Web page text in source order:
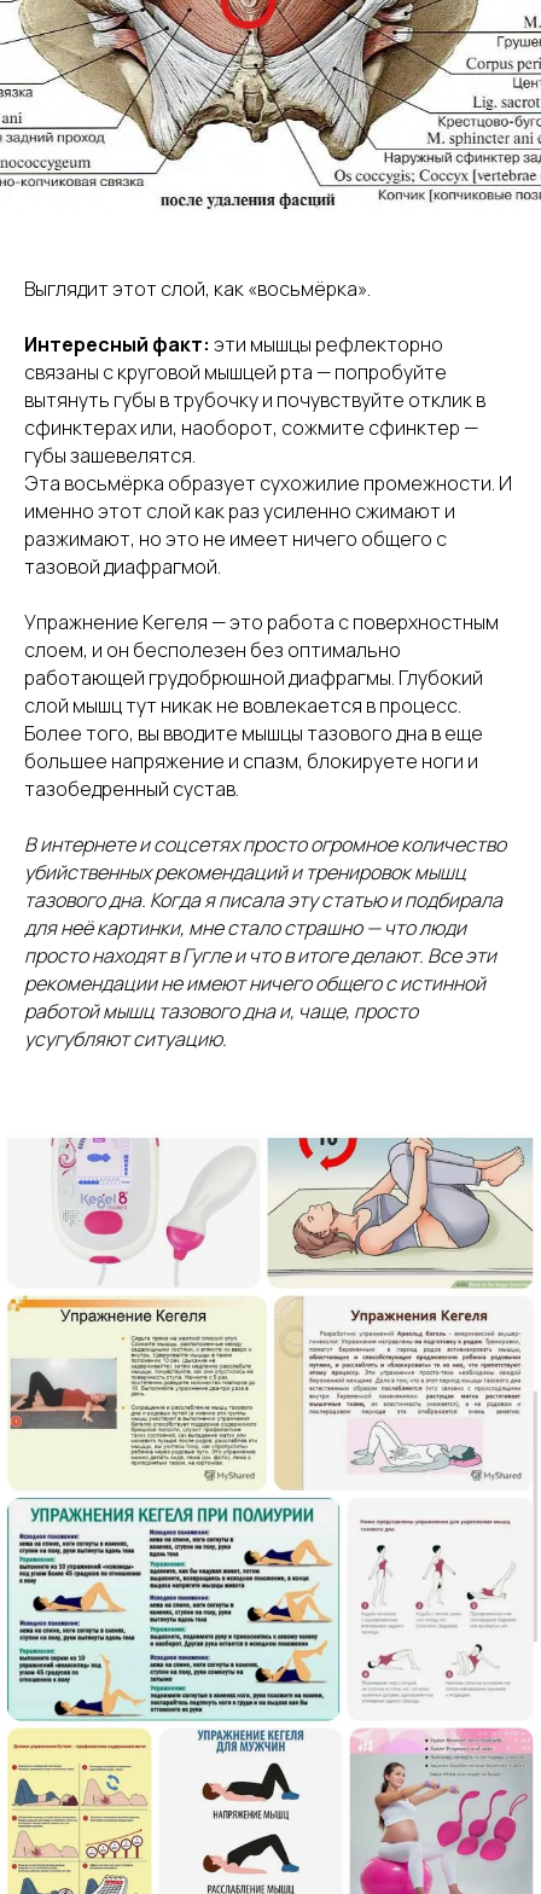
Выглядит этот слой, как «восьмёрка».
Интересный факт: эти мышцы рефлекторно
связаны с круговой мышцей рта — попробуйте
вытянуть губы в трубочку и почувствуйте отклик в
сфинктерах или, наоборот, сожмите сфинктер —
губы зашевелятся.
Эта восьмёрка образует сухожилие промежности. И
именно этот слой как раз усиленно сжимают и
разжимают, но это не имеет ничего общего с
тазовой диафрагмой.
Упражнение Кегеля — это работа с поверхностным
слоем, и он бесполезен без оптимально
работающей грудобрюшной диафрагмы. Глубокий
слой мышц тут никак не вовлекается в процесс.
Более того, вы вводите мышцы тазового дна в еще
большее напряжение и спазм, блокируете ноги и
тазобедренный сустав.
В интернете и соцсетях просто огромное количество
убийственных рекомендаций и тренировок мышц
тазового дна. Когда я писала эту статью и подбирала
для неё картинки, мне стало страшно — что люди
просто находят в Гугле и что в итоге делают. Все эти
рекомендации не имеют ничего общего с истинной
работой мышц тазового дна и, чаще, просто
усугубляют ситуацию.